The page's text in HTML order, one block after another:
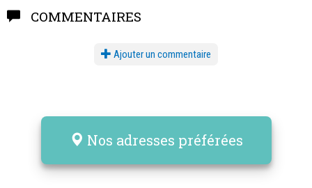
COMMENTAIRES
Ajouter un commentaire
Nos adresses préférées